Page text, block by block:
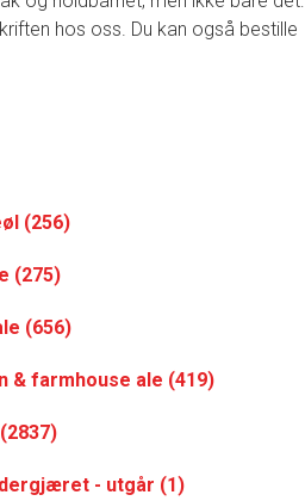
hos oss. Du kan også bestille
(256)
(275)
(656)
& farmhouse ale (419)
- utgår (1)